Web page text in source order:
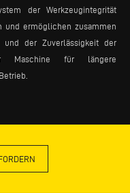
der Werkzeugintegrität
und ermöglichen zusammen
und der Zuverlässigkeit der
Maschine für längere